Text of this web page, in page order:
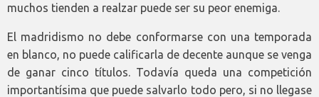
muchos tienden a realzar puede ser su peor enemiga.
El madridismo no debe conformarse con una temporada
en blanco, no puede calificarla de decente aunque se venga
de ganar cinco títulos. Todavía queda una competición
importantísima que puede salvarlo todo pero, si no llegase